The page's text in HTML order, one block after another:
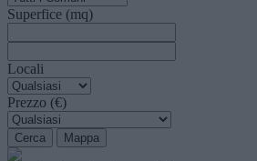
Superfice (mq)
Locali
Prezzo (€)